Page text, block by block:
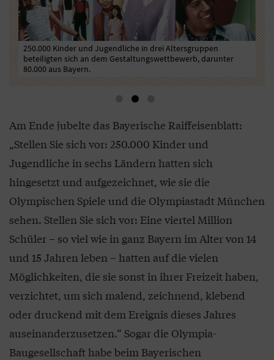
250.000 Kinder und Jugendliche in drei Altersgruppen
beteiligten sich an dem Gestaltungswettbewerb, darunter
80.000 aus Bayern.
Am Ende jubelte das Bayerische Raiffeisenblatt:
„Stellen Sie sich vor: 250.000 Kinder und
Jugendliche in sechs Ländern hatten sich
hingesetzt und aufgezeichnet, wie sie die
Olympischen Spiele und die Olympiastadt München
sehen. Stellen Sie sich vor: Eine viertel Million
Schüler – so viel wie in ganz Bayern im Alter von 14
und 15 Jahren leben – hatten auf die vielen
Möglichkeiten, die sie sonst in ihrer Freizeit haben,
verzichtet, um sich malend, zeichnend, klebend
oder druckend mit dem Ereignis dieses Jahres
auseinanderzusetzen.“ Sogar die Olympia-
Baugesellschaft habe beim Bayerischen